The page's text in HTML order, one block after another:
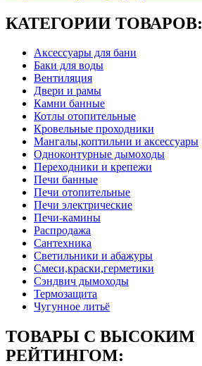
КАТЕГОРИИ ТОВАРОВ:
Аксессуары для бани
Баки для воды
Вентиляция
Двери и рамы
Камни банные
Котлы отопительные
Кровельные проходники
Мангалы,коптильни и аксессуары
Одноконтурные дымоходы
Переходники и крепежи
Печи банные
Печи отопительные
Печи электрические
Печи-камины
Распродажа
Сантехника
Светильники и абажуры
Смеси,краски,герметики
Сэндвич дымоходы
Термозащита
Чугунное литьё
ТОВАРЫ С ВЫСОКИМ
РЕЙТИНГОМ: